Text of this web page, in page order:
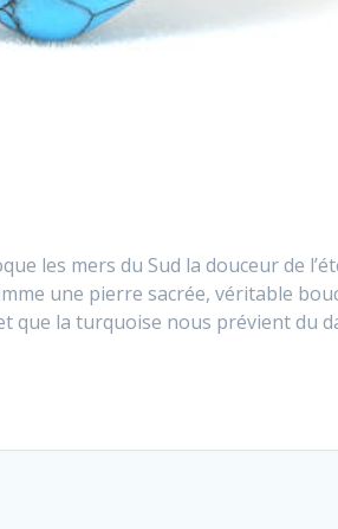
les mers du Sud la douceur de
une pierre sacrée, véritable
que la turquoise nous prévient du